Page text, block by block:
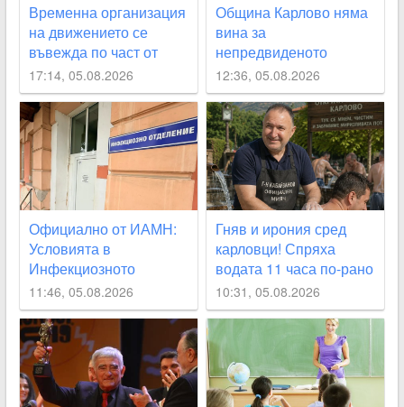
Временна организация
на движението се
въвежда по част от
улица „Юмрукчал“
17:14, 05.08.2026
Община Карлово няма
вина за
непредвиденото
спиране на водата, но
се извинява на
гражданите
12:36, 05.08.2026
Официално от ИАМН:
Условията в
Инфекциозното
отделение в
карловската болница
са “изключително
лоши“
11:46, 05.08.2026
Гняв и ирония сред
карловци! Спряха
водата 11 часа по-рано
от обявеното
10:31, 05.08.2026